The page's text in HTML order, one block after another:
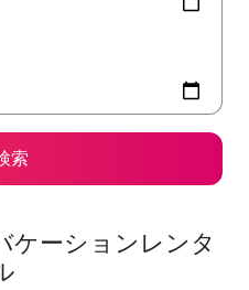
索
ケーションレンタ